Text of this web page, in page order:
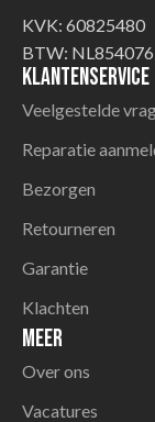
KVK: 60825480
BTW:
Klantenservice
Veelgestelde
Reparatie
Bezorgen
Retourneren
Garantie
Klachten
Meer
Over ons
Vacatures